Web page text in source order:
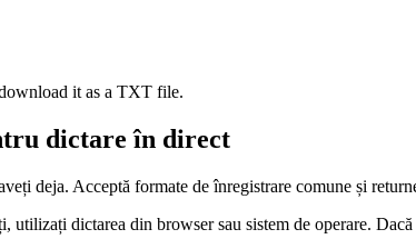
it as a TXT file.
dictare în direct
deja. Acceptă formate de înregistrare comune și
dictarea din browser sau sistem de operare.